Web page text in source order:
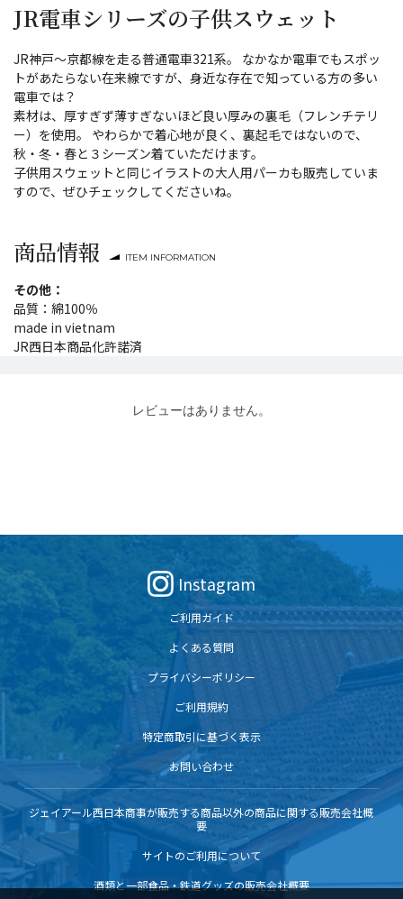
JR電車シリーズの子供スウェット
JR神戸～京都線を走る普通電車321系。 なかなか電車でもスポッ
トがあたらない在来線ですが、身近な存在で知っている方の多い
電車では？
素材は、厚すぎず薄すぎないほど良い厚みの裏毛（フレンチテリ
ー）を使用。 やわらかで着心地が良く、裏起毛ではないので、
秋・冬・春と３シーズン着ていただけます。
子供用スウェットと同じイラストの大人用パーカも販売していま
すので、ぜひチェックしてくださいね。
商品情報 ITEM INFORMATION
その他：
品質：綿100％
made in vietnam
JR西日本商品化許諾済
レビューはありません。
Instagram
ご利用ガイド
よくある質問
プライバシーポリシー
ご利用規約
特定商取引に基づく表示
お問い合わせ
ジェイアール西日本商事が販売する商品以外の商品に関する販売会社概
要
サイトのご利用について
酒類と一部食品・鉄道グッズの販売会社概要